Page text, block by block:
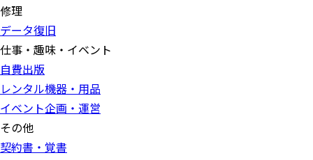
修理
データ復旧
仕事・趣味・イベント
自費出版
レンタル機器・用品
イベント企画・運営
その他
契約書・覚書